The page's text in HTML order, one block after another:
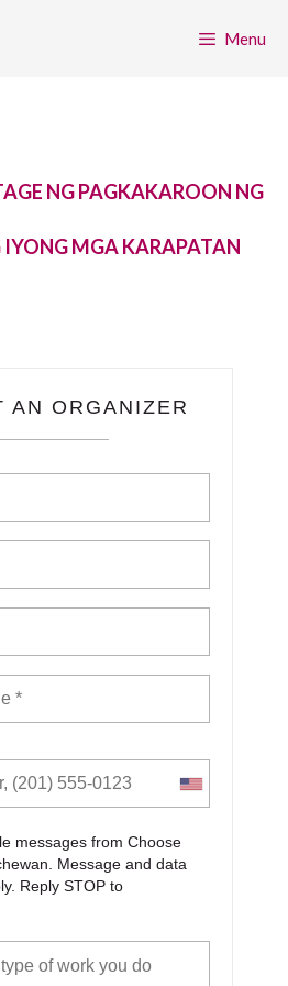
Menu
NG PAGKAKAROON NG
MGA KARAPATAN
AN ORGANIZER
messages from Choose
Message and data
Reply STOP to